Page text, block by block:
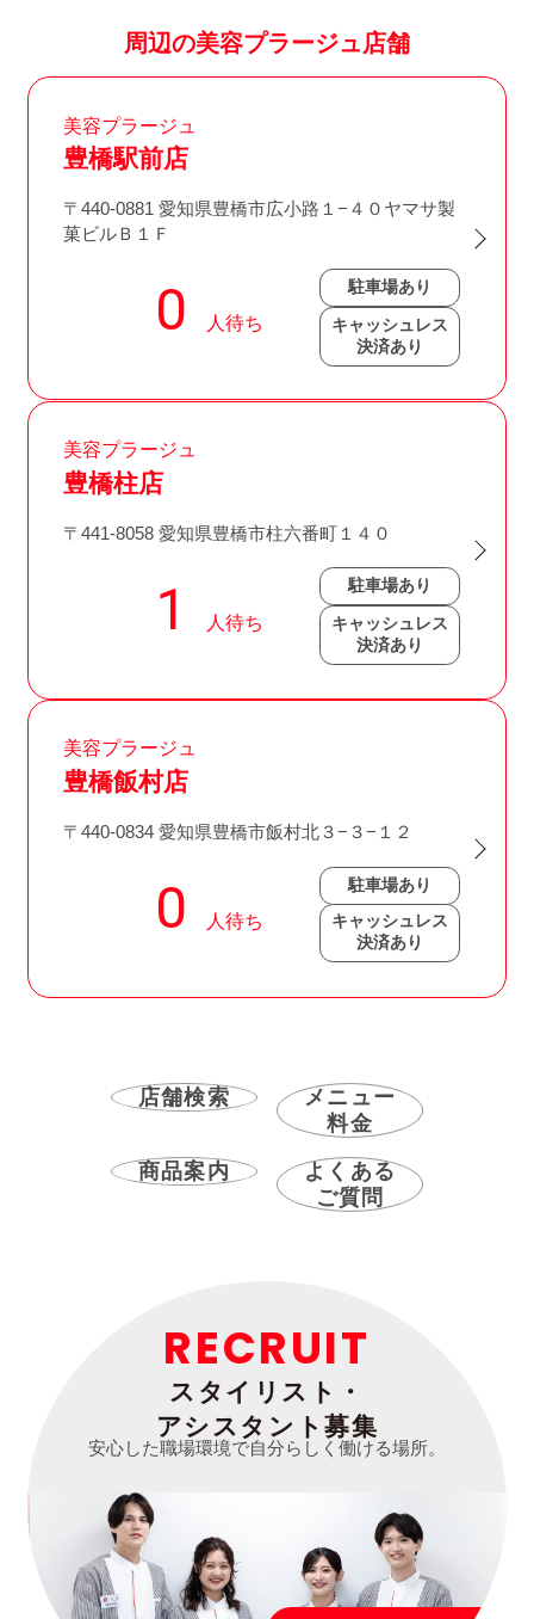
周辺の美容プラージュ店舗
美容プラージュ
豊橋駅前店
〒440-0881 愛知県豊橋市広小路１−４０ヤマサ製
菓ビルＢ１Ｆ
駐車場あり
キャッシュレス
決済あり
美容プラージュ
豊橋柱店
〒441-8058 愛知県豊橋市柱六番町１４０
駐車場あり
キャッシュレス
決済あり
美容プラージュ
豊橋飯村店
〒440-0834 愛知県豊橋市飯村北３−３−１２
駐車場あり
キャッシュレス
決済あり
店舗検索
メニュー
料金
商品案内
よくある
ご質問
RECRUIT
スタイリスト・
アシスタント募集
安心した職場環境で自分らしく働ける場所。